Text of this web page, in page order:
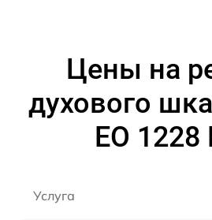
Цены на
духового
EO 1228
Услуга